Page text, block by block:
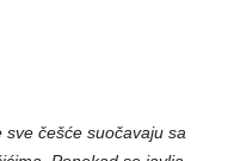
češće suočavaju sa